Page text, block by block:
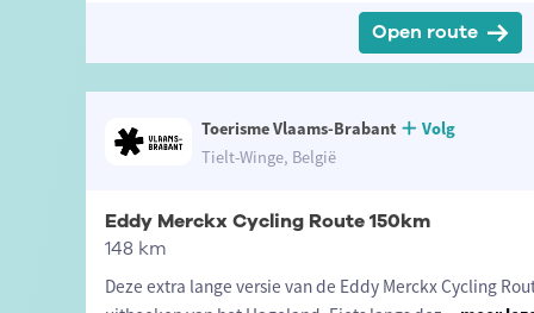
Open route
Toerisme Vlaams-Brabant
Volg
Tielt-Winge, België
Eddy Merckx Cycling Route 150km
148 km
Deze extra lange versie van de Eddy Merckx Cycling